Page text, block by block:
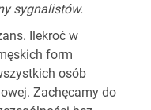
sygnalistów.
Ilekroć w
form
osób
Zachęcamy do